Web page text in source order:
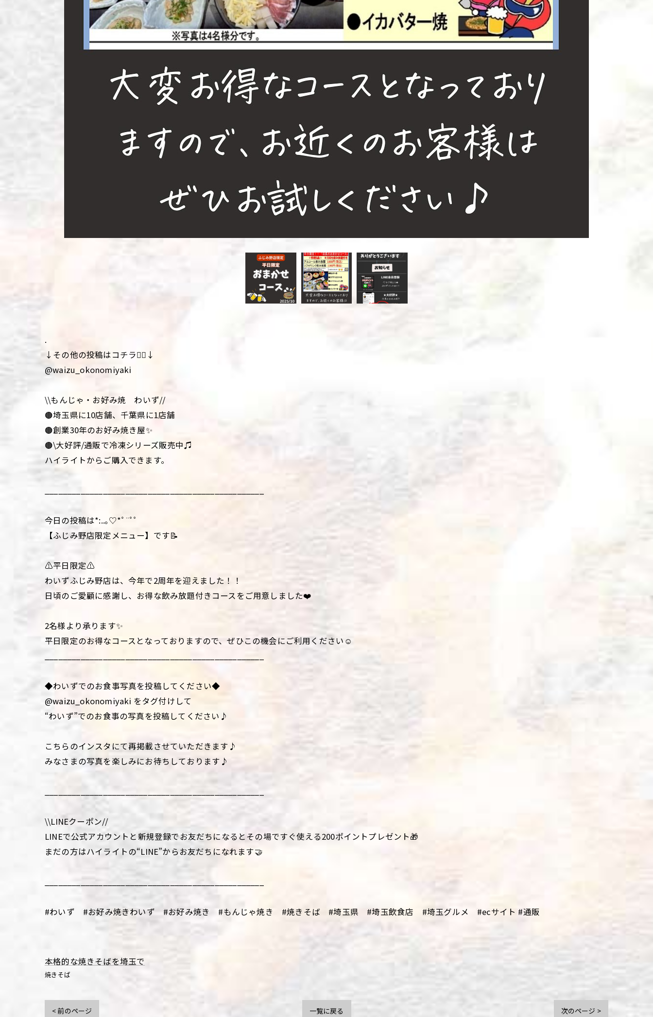
.
↓その他の投稿はコチラ💁‍♀️↓
@waizu_okonomiyaki
\\もんじゃ・お好み焼 わいず//
🟤埼玉県に10店舗、千葉県に1店舗
🟤創業30年のお好み焼き屋✨
🟤\大好評/通販で冷凍シリーズ販売中♫
ハイライトからご購入できます。
今日の投稿は*:..｡♡*ﾟ¨ﾟﾟ
【ふじみ野店限定メニュー】です📝
⚠️平日限定⚠️
わいずふじみ野店は、今年で2周年を迎えました！！
日頃のご愛顧に感謝し、お得な飲み放題付きコースをご用意しました❤️
2名様より承ります✨
平日限定のお得なコースとなっておりますので、ぜひこの機会にご利用ください☺️
◆わいずでのお食事写真を投稿してください◆
@waizu_okonomiyaki をタグ付けして
“わいず”でのお食事の写真を投稿してください♪
こちらのインスタにて再掲載させていただきます♪
みなさまの写真を楽しみにお待ちしております♪
\\LINEクーポン//
LINEで公式アカウントと新規登録でお友だちになるとその場ですぐ使える200ポイントプレゼント🎁
まだの方はハイライトの“LINE”からお友だちになれます🤝
#わいず #お好み焼きわいず #お好み焼き #もんじゃ焼き #焼きそば #埼玉県 #埼玉飲食店 #埼玉グルメ #ecサイト #通販
本格的な焼きそばを埼玉で
焼きそば
< 前のページ 一覧に戻る 次のページ >